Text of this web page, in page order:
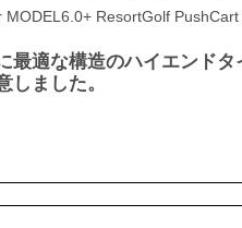
MODEL6.0+ ResortGolf
最適な構造のハイエンドタ
しました。